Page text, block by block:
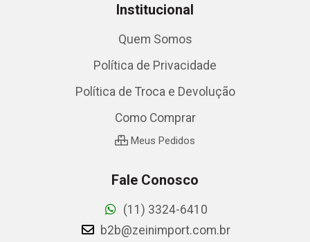
Institucional
Quem Somos
Política de Privacidade
Política de Troca e Devolução
Como Comprar
Meus Pedidos
Fale Conosco
(11) 3324-6410
b2b@zeinimport.com.br